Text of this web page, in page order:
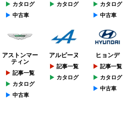
カタログ
中古車
カタログ
カタログ
中古車
アストンマー
ティン
記事一覧
カタログ
中古車
アルピーヌ
記事一覧
カタログ
ヒョンデ
記事一覧
カタログ
中古車